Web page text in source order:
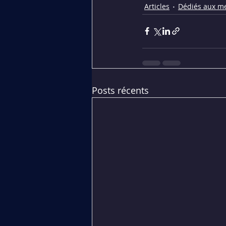
Articles
Dédiés aux
Posts récents